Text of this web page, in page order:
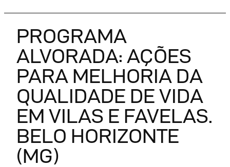
PROGRAMA
ALVORADA: AÇÕES
PARA MELHORIA DA
QUALIDADE DE VIDA
EM VILAS E FAVELAS.
BELO HORIZONTE
(MG)